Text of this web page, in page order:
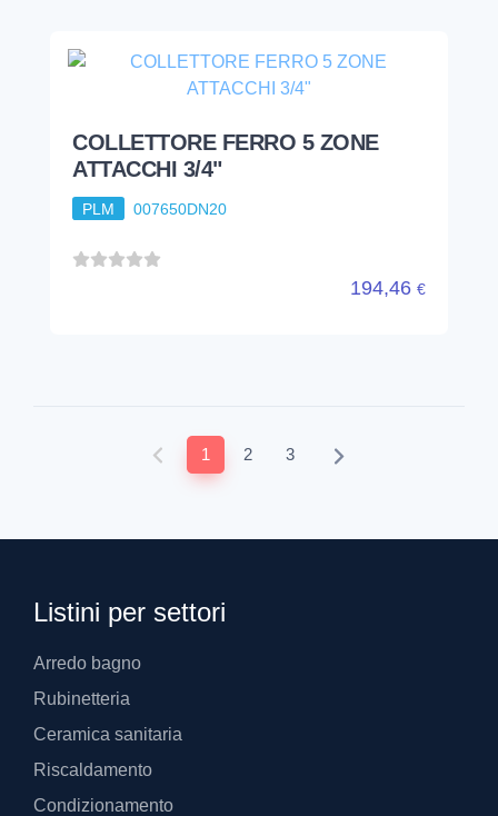
COLLETTORE FERRO 5 ZONE
ATTACCHI 3/4"
PLM 007650DN20
194,46 €
1 2 3
Listini per settori
Arredo bagno
Rubinetteria
Ceramica sanitaria
Riscaldamento
Condizionamento